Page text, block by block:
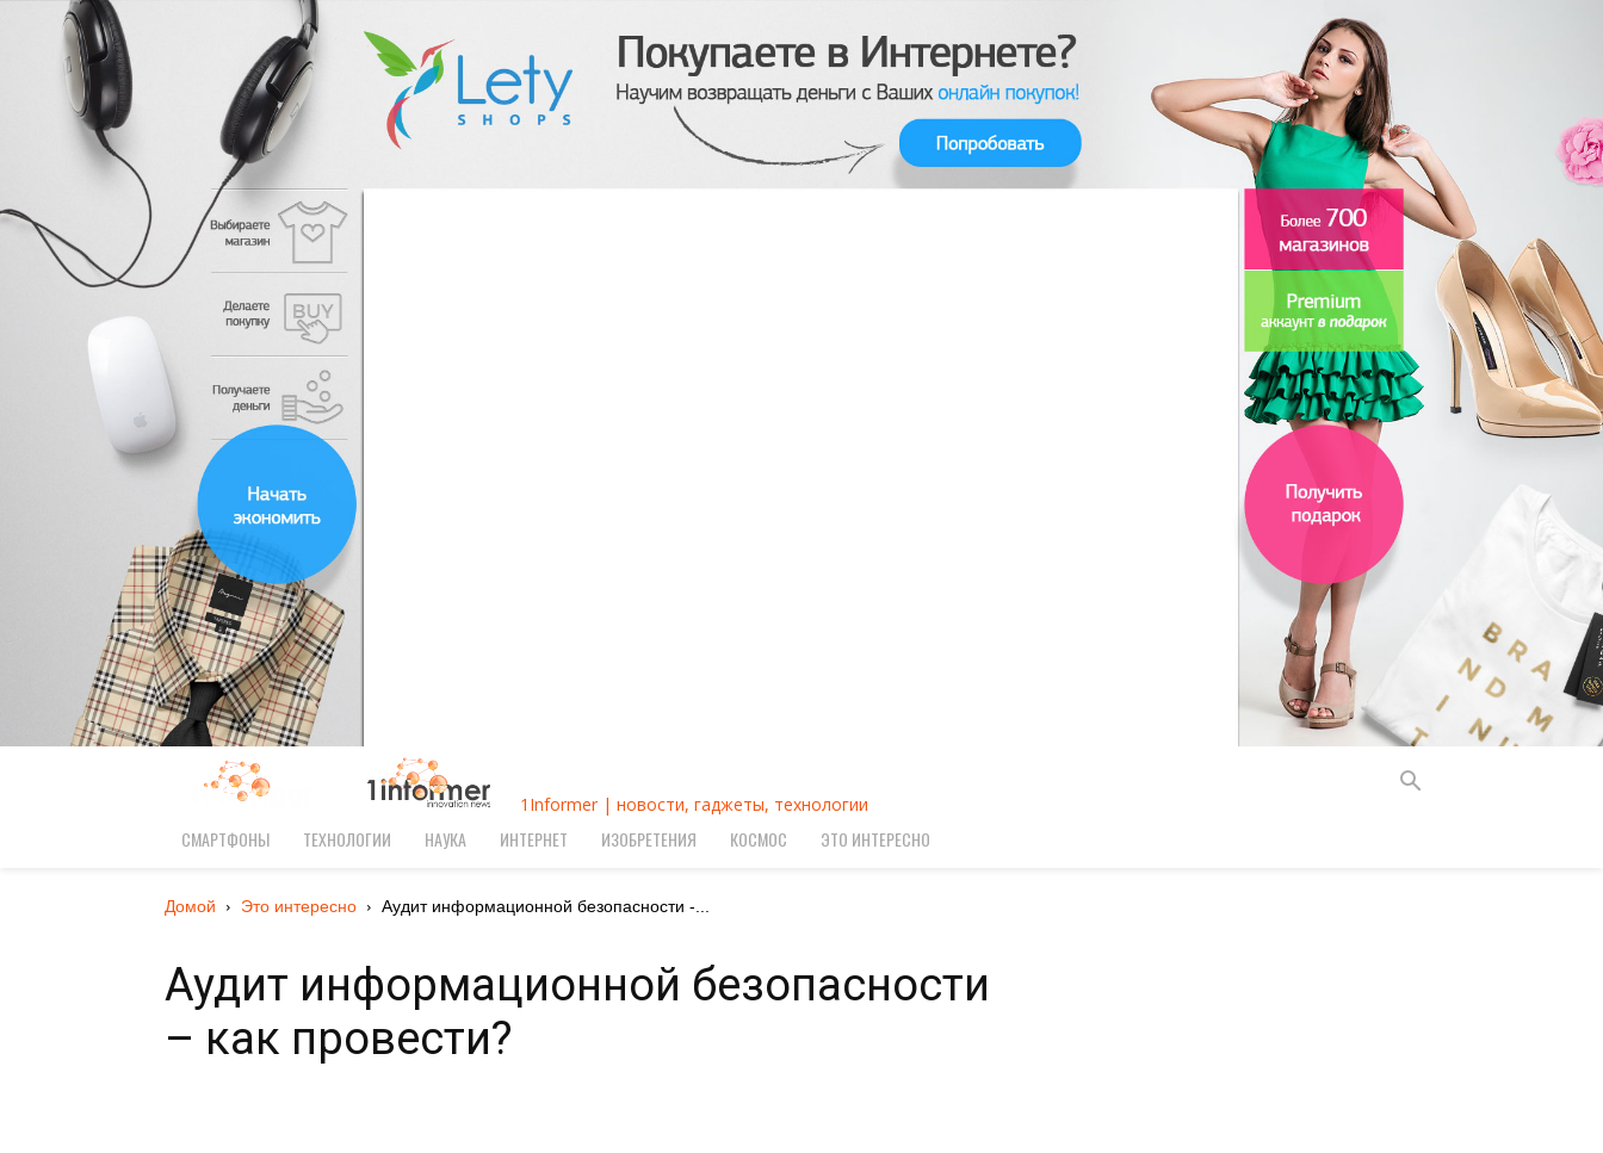
1Informer | новости, гаджеты, технологии
СМАРТФОНЫ ТЕХНОЛОГИИ НАУКА ИНТЕРНЕТ ИЗОБРЕТЕНИЯ КОСМОС ЭТО ИНТЕРЕСНО
Домой Это интересно Аудит информационной безопасности -...
Аудит информационной безопасности
– как провести?